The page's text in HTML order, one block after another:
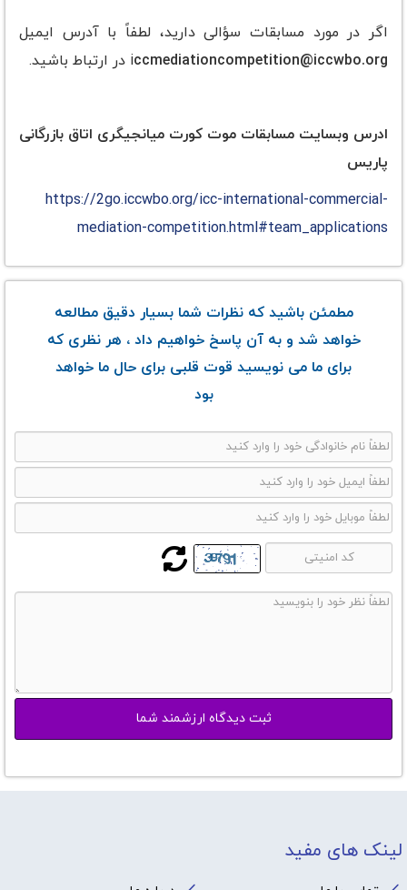
اگر در مورد مسابقات سؤالی دارید، لطفاً با آدرس ایمیل
iccmediationcompetition@iccwbo.org در ارتباط باشید.
ادرس وبسایت مسابقات موت کورت میانجیگری اتاق بازرگانی
پاریس
https://2go.iccwbo.org/icc-international-commercial-
mediation-competition.html#team_applications
مطمئن باشید که نظرات شما بسیار دقیق مطالعه
خواهد شد و به آن پاسخ خواهیم داد ، هر نظری که
برای ما می نویسید قوت قلبی برای حال ما خواهد
بود
لینک های مفید